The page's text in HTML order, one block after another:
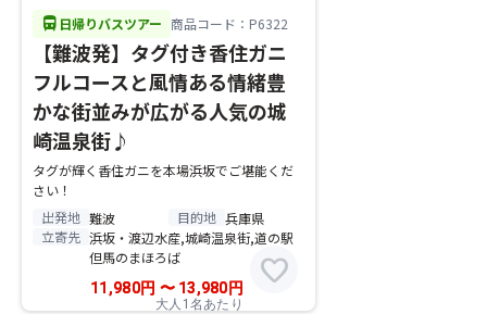
directions_bus 日帰りバスツアー 商品コード：P6322
【難波発】タグ付き香住ガニ
フルコースと風情ある情緒豊
かな街並みが広がる人気の城
崎温泉街♪
タグが輝く香住ガニを本場浜坂でご堪能くだ
さい！
出発地 難波 目的地 兵庫県
立寄先 浜坂・渡辺水産,城崎温泉街,道の駅
但馬のまほろば
11,980円 〜13,980 円
大人1名あたり
favorite